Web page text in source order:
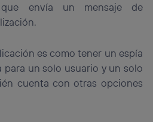
envía un mensaje de
es como tener un espía
un solo usuario y un solo
cuenta con otras opciones